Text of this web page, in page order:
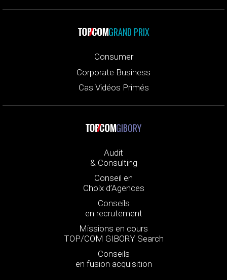
GRAND PRIX
Consumer
Corporate Business
Cas Vidéos Primés
GIBORY
Audit
& Consulting
Conseil en
Choix d’Agences
Conseils
en recrutement
Missions en cours
TOP/COM GIBORY Search
Conseils
en fusion acquisition